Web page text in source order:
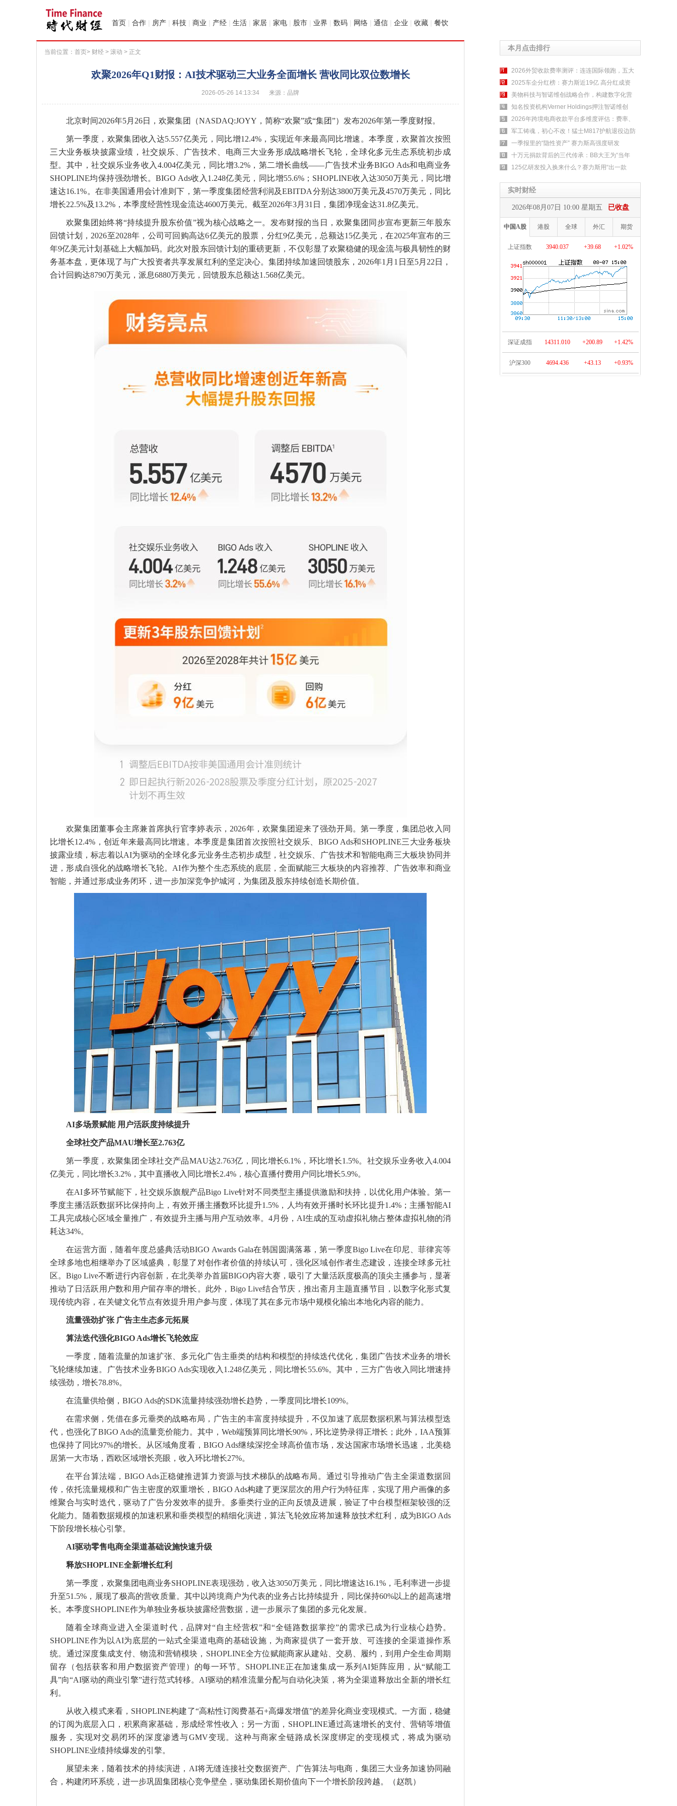
首页 | 合作 | 房产 | 科技 | 商业 | 产经 | 生活 | 家居 | 家电 | 股市 | 业界 | 数码 | 网络 | 通信 | 企业 | 收藏 | 餐饮
当前位置： 首页> 财经 > 滚动 > 正文
欢聚2026年Q1财报：AI技术驱动三大业务全面增长 营收同比双位数增长
2026-05-26 14:13:34 来源：品牌
北京时间2026年5月26日，欢聚集团（NASDAQ:JOYY，简称“欢聚”或“集团”）发布2026年第一季度财报。
第一季度，欢聚集团收入达5.557亿美元，同比增12.4%，实现近年来最高同比增速。本季度，欢聚首次按照
三大业务板块披露业绩，社交娱乐、广告技术、电商三大业务形成战略增长飞轮，全球化多元生态系统初步成
型。其中，社交娱乐业务收入4.004亿美元，同比增3.2%，第二增长曲线——广告技术业务BIGO Ads和电商业务
SHOPLINE均保持强劲增长。BIGO Ads收入1.248亿美元，同比增55.6%；SHOPLINE收入达3050万美元，同比增
速达16.1%。在非美国通用会计准则下，第一季度集团经营利润及EBITDA分别达3800万美元及4570万美元，同比
增长22.5%及13.2%，本季度经营性现金流达4600万美元。截至2026年3月31日，集团净现金达31.8亿美元。
欢聚集团始终将“持续提升股东价值”视为核心战略之一。发布财报的当日，欢聚集团同步宣布更新三年股东
回馈计划，2026至2028年，公司可回购高达6亿美元的股票，分红9亿美元，总额达15亿美元，在2025年宣布的三
年9亿美元计划基础上大幅加码。此次对股东回馈计划的重磅更新，不仅彰显了欢聚稳健的现金流与极具韧性的财
务基本盘，更体现了与广大投资者共享发展红利的坚定决心。集团持续加速回馈股东，2026年1月1日至5月22日，
合计回购达8790万美元，派息6880万美元，回馈股东总额达1.568亿美元。
欢聚集团董事会主席兼首席执行官李婷表示，2026年，欢聚集团迎来了强劲开局。第一季度，集团总收入同
比增长12.4%，创近年来最高同比增速。本季度是集团首次按照社交娱乐、BIGO Ads和SHOPLINE三大业务板块
披露业绩，标志着以AI为驱动的全球化多元业务生态初步成型，社交娱乐、广告技术和智能电商三大板块协同并
进，形成自强化的战略增长飞轮。AI作为整个生态系统的底层，全面赋能三大板块的内容推荐、广告效率和商业
智能，并通过形成业务闭环，进一步加深竞争护城河，为集团及股东持续创造长期价值。
AI多场景赋能 用户活跃度持续提升
全球社交产品MAU增长至2.763亿
第一季度，欢聚集团全球社交产品MAU达2.763亿，同比增长6.1%，环比增长1.5%。社交娱乐业务收入4.004
亿美元，同比增长3.2%，其中直播收入同比增长2.4%，核心直播付费用户同比增长5.9%。
在AI多环节赋能下，社交娱乐旗舰产品Bigo Live针对不同类型主播提供激励和扶持，以优化用户体验。第一
季度主播活跃数据环比保持向上，有效开播主播数环比提升1.5%，人均有效开播时长环比提升1.4%；主播智能AI
工具完成核心区域全量推广，有效提升主播与用户互动效率。4月份，AI生成的互动虚拟礼物占整体虚拟礼物的消
耗达34%。
在运营方面，随着年度总盛典活动BIGO Awards Gala在韩国圆满落幕，第一季度Bigo Live在印尼、菲律宾等
全球多地也相继举办了区域盛典，彰显了对创作者价值的持续认可，强化区域创作者生态建设，连接全球多元社
区。Bigo Live不断进行内容创新，在北美举办首届BIGO内容大赛，吸引了大量活跃度极高的顶尖主播参与，显著
推动了日活跃用户数和用户留存率的增长。此外，Bigo Live结合节庆，推出斋月主题直播节目，以数字化形式复
现传统内容，在关键文化节点有效提升用户参与度，体现了其在多元市场中规模化输出本地化内容的能力。
流量强劲扩张 广告主生态多元拓展
算法迭代强化BIGO Ads增长飞轮效应
一季度，随着流量的加速扩张、多元化广告主垂类的结构和模型的持续迭代优化，集团广告技术业务的增长
飞轮继续加速。广告技术业务BIGO Ads实现收入1.248亿美元，同比增长55.6%。其中，三方广告收入同比增速持
续强劲，增长78.8%。
在流量供给侧，BIGO Ads的SDK流量持续强劲增长趋势，一季度同比增长109%。
在需求侧，凭借在多元垂类的战略布局，广告主的丰富度持续提升，不仅加速了底层数据积累与算法模型迭
代，也强化了BIGO Ads的流量竞价能力。其中，Web端预算同比增长90%，环比逆势录得正增长；此外，IAA预算
也保持了同比97%的增长。从区域角度看，BIGO Ads继续深挖全球高价值市场，发达国家市场增长迅速，北美稳
居第一大市场，西欧区域增长亮眼，收入环比增长27%。
在平台算法端，BIGO Ads正稳健推进算力资源与技术梯队的战略布局。通过引导推动广告主全渠道数据回
传，依托流量规模和广告主密度的双重增长，BIGO Ads构建了更深层次的用户行为特征库，实现了用户画像的多
维聚合与实时迭代，驱动了广告分发效率的提升。多垂类行业的正向反馈及进展，验证了中台模型框架较强的泛
化能力。随着数据规模的加速积累和垂类模型的精细化演进，算法飞轮效应将加速释放技术红利，成为BIGO Ads
下阶段增长核心引擎。
AI驱动零售电商全渠道基础设施快速升级
释放SHOPLINE全新增长红利
第一季度，欢聚集团电商业务SHOPLINE表现强劲，收入达3050万美元，同比增速达16.1%，毛利率进一步提
升至51.5%，展现了极高的营收质量。其中以跨境商户为代表的业务占比持续提升，同比保持60%以上的超高速增
长。本季度SHOPLINE作为单独业务板块披露经营数据，进一步展示了集团的多元化发展。
随着全球商业进入全渠道时代，品牌对“自主经营权”和“全链路数据掌控”的需求已成为行业核心趋势。
SHOPLINE作为以AI为底层的一站式全渠道电商的基础设施，为商家提供了一套开放、可连接的全渠道操作系
统。通过深度集成支付、物流和营销模块，SHOPLINE全方位赋能商家从建站、交易、履约，到用户全生命周期
留存（包括获客和用户数据资产管理）的每一环节。SHOPLINE正在加速集成一系列AI矩阵应用，从“赋能工
具”向“AI驱动的商业引擎”进行范式转移。AI驱动的精准流量分配与自动化决策，将为全渠道释放出全新的增长红
利。
从收入模式来看，SHOPLINE构建了“高粘性订阅费基石+高爆发增值”的差异化商业变现模式。一方面，稳健
的订阅为底层入口，积累商家基础，形成经常性收入；另一方面，SHOPLINE通过高速增长的支付、营销等增值
服务，实现对交易闭环的深度渗透与GMV变现。这种与商家全链路成长深度绑定的变现模式，将成为驱动
SHOPLINE业绩持续爆发的引擎。
展望未来，随着技术的持续演进，AI将无缝连接社交数据资产、广告算法与电商，集团三大业务加速协同融
合，构建闭环系统，进一步巩固集团核心竞争壁垒，驱动集团长期价值向下一个增长阶段跨越。（赵凯）
本月点击排行
2026外贸收款费率测评：连连国际领跑，五大
2025车企分红榜：赛力斯近19亿 高分红成资
美物科技与智诺维创战略合作，构建数字化营
知名投资机构Verner Holdings押注智诺维创
2026年跨境电商收款平台多维度评估：费率、
军工铸魂，初心不改！猛士M817护航退役边防
一季报里的“隐性资产” 赛力斯高强度研发
十万元捐款背后的三代传承：BB大王为“当年
125亿研发投入换来什么？赛力斯用“出一款
实时财经